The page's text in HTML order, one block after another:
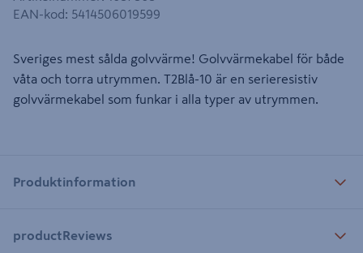
EAN-kod: 5414506019599
Sveriges mest sålda golvvärme! Golvvärmekabel för både
våta och torra utrymmen. T2Blå-10 är en serieresistiv
golvvärmekabel som funkar i alla typer av utrymmen.
Produktinformation
productReviews